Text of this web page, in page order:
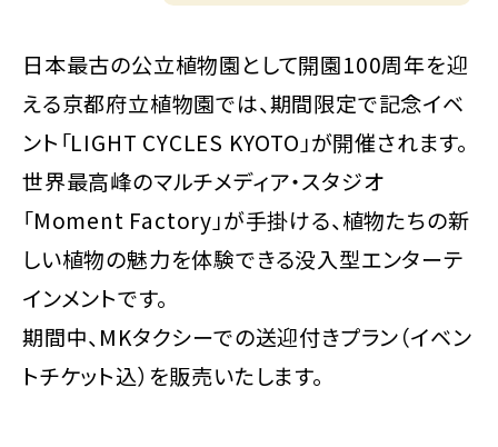
日本最古の公立植物園として開園100周年を迎
える京都府立植物園では、期間限定で記念イベ
ント「LIGHT CYCLES KYOTO」が開催されます。
世界最高峰のマルチメディア・スタジオ
「Moment Factory」が手掛ける、植物たちの新
しい植物の魅力を体験できる没入型エンターテ
インメントです。
期間中、MKタクシーでの送迎付きプラン（イベン
トチケット込）を販売いたします。